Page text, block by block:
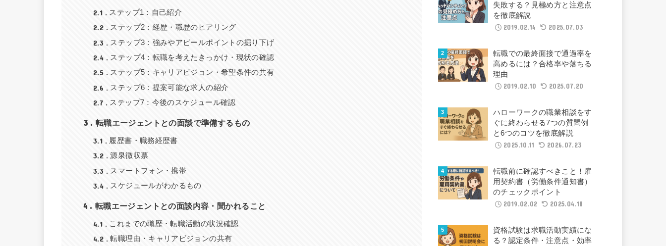
2.1 ステップ1：自己紹介
2.2 ステップ2：経歴・職歴のヒアリング
2.3 ステップ3：強みやアピールポイントの掘り下げ
2.4 ステップ4：転職を考えたきっかけ・現状の確認
2.5 ステップ5：キャリアビジョン・希望条件の共有
2.6 ステップ6：提案可能な求人の紹介
2.7 ステップ7：今後のスケジュール確認
3 転職エージェントとの面談で準備するもの
3.1 履歴書・職務経歴書
3.2 源泉徴収票
3.3 スマートフォン・携帯
3.4 スケジュールがわかるもの
4 転職エージェントとの面談内容・聞かれること
4.1 これまでの職歴・転職活動の状況確認
4.2 転職理由・キャリアビジョンの共有
失敗する？見極め方と注意点
を徹底解説
2019.02.14
2025.07.03
転職での最終面接で通過率を
高めるには？合格率や落ちる
理由
2019.02.10
2025.07.20
ハローワークの職業相談をす
ぐに終わらせる7つの質問例
と6つのコツを徹底解説
2025.10.11
2026.07.23
転職前に確認すべきこと！雇
用契約書（労働条件通知書）
のチェックポイント
2019.02.02
2025.04.18
資格試験は求職活動実績にな
る？認定条件・注意点・効率